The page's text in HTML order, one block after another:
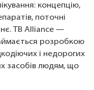
концепцію,
поточні
TB Alliance —
розробкою
і недорогих
засобів людям, що